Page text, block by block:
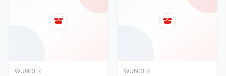
WUNDER WUNDER